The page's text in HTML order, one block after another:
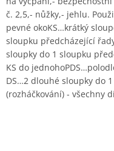
č. 2,5,- nůžky,- jehlu.
pevné okoKS…krátký
sloupku předcházející
sloupky do 1 sloupku
KS do
DS…2 dlouhé sloupky do
(rozháčkování) - všechny